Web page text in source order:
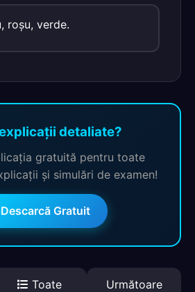
roşu, verde.
detaliate?
gratuită pentru toate
și simulări de examen!
Descarcă Gratuit
Toate
Următoare